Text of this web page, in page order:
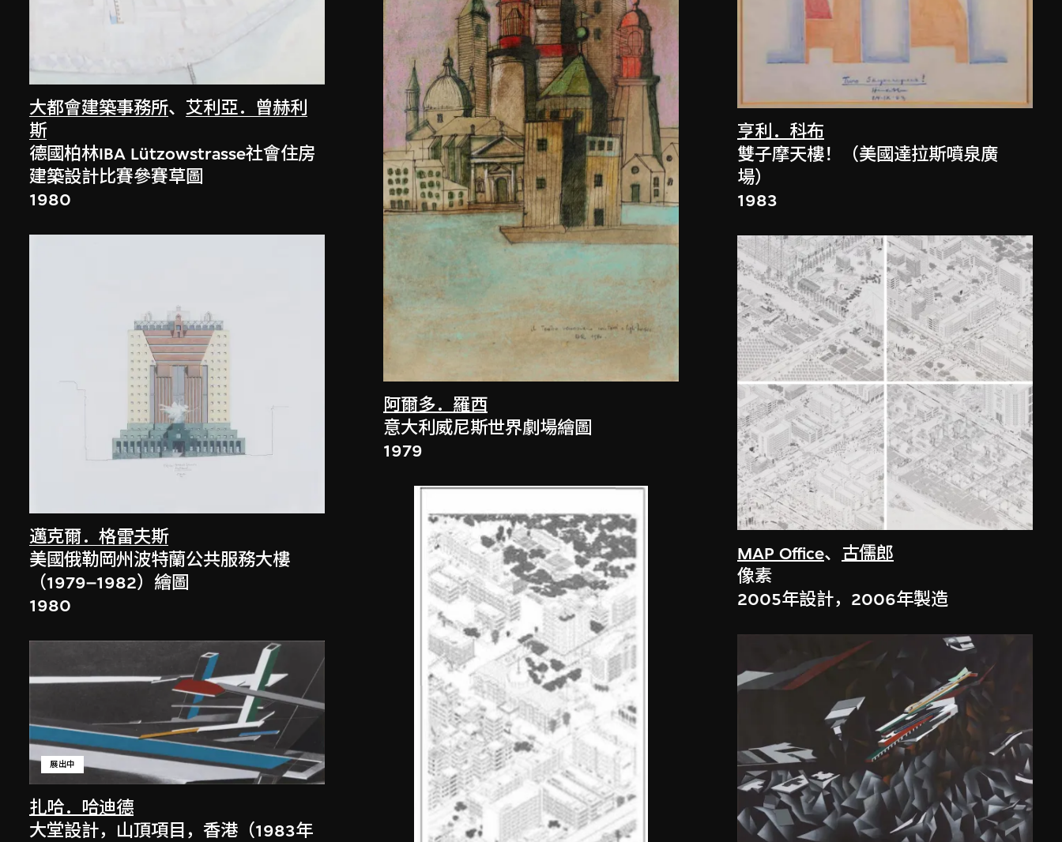
大都會建築事務所、艾利亞．曾赫利
斯
德國柏林IBA Lützowstrasse社會住房
建築設計比賽參賽草圖
1980
邁克爾．格雷夫斯
美國俄勒岡州波特蘭公共服務大樓
（1979–1982）繪圖
1980
扎哈．哈迪德
展出中
大堂設計，山頂項目，香港（1983年
阿爾多．羅西
意大利威尼斯世界劇場繪圖
1979
亨利．科布
雙子摩天樓！（美國達拉斯噴泉廣
場）
1983
MAP Office、 古儒郎
像素
2005年設計，2006年製造